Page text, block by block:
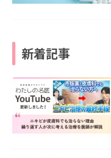
新着記事